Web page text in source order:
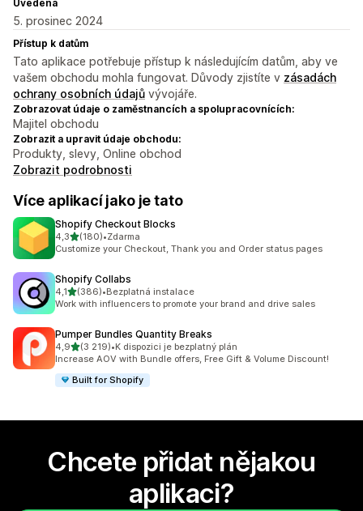
Uvedena
5. prosinec 2024
Přístup k datům
Tato aplikace potřebuje přístup k následujícím datům, aby ve
vašem obchodu mohla fungovat. Důvody zjistíte v zásadách
ochrany osobních údajů vývojáře.
Zobrazovat údaje o zaměstnancích a spolupracovnících:
Majitel obchodu
Zobrazit a upravit údaje obchodu:
Produkty, slevy, Online obchod
Zobrazit podrobnosti
Více aplikací jako je tato
Shopify Checkout Blocks
4,3z 5 hvězd
(180)
Celkový počet recenzí: 180
•Zdarma
Customize your Checkout, Thank you and Order status pages
Shopify Collabs
4,1z 5 hvězd
(386)
Celkový počet recenzí: 386
•Bezplatná instalace
Work with influencers to promote your brand and drive sales
Pumper Bundles Quantity Breaks
4,9z 5 hvězd
(3 219)
Celkový počet recenzí: 3219
•K dispozici je bezplatný plán
Increase AOV with Bundle offers, Free Gift & Volume Discount!
Built for Shopify
Chcete přidat nějakou
aplikaci?